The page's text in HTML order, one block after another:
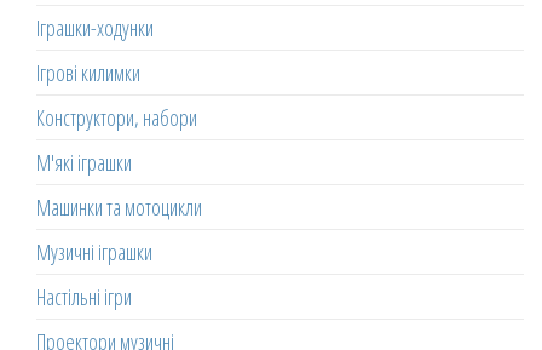
Іграшки-ходунки
Ігрові килимки
Конструктори, набори
М'які іграшки
Машинки та мотоцикли
Музичні іграшки
Настільні ігри
Проектори музичні